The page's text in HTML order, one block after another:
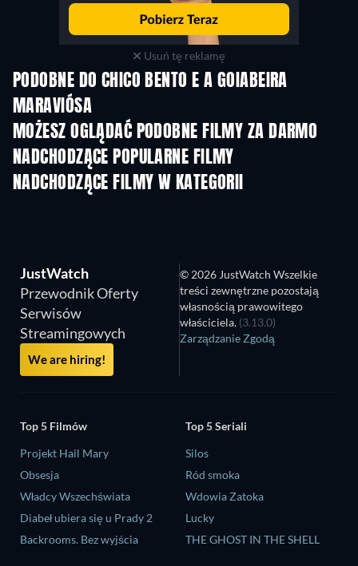
Usuń tę reklamę
PODOBNE DO CHICO BENTO E A GOIABEIRA
MARAVIÓSA
MOŻESZ OGLĄDAĆ PODOBNE FILMY ZA DARMO
NADCHODZĄCE POPULARNE FILMY
NADCHODZĄCE FILMY W KATEGORII
JustWatch
Przewodnik Oferty
Serwisów
Streamingowych
We are hiring!
© 2026 JustWatch Wszelkie
treści zewnętrzne pozostają
własnością prawowitego
właściciela. (3.13.0)
Zarządzanie Zgodą
Top 5 Filmów
Projekt Hail Mary
Obsesja
Władcy Wszechświata
Diabeł ubiera się u Prady 2
Backrooms. Bez wyjścia
Top 5 Seriali
Silos
Ród smoka
Wdowia Zatoka
Lucky
THE GHOST IN THE SHELL